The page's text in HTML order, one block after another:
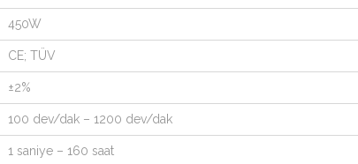
450W
CE; TÜV
±2%
100 dev/dak – 1200 dev/dak
1 saniye – 160 saat